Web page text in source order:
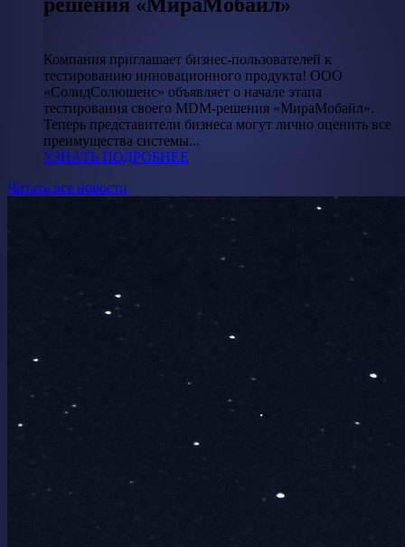
Компания приглашает бизнес-пользователей к
тестированию инновационного продукта! ООО
«СолидСолюшенс» объявляет о начале этапа
тестирования своего MDM-решения «МираМобайл».
Теперь представители бизнеса могут лично оценить все
преимущества системы...
УЗНАТЬ ПОДРОБНЕЕ
Читать все новости